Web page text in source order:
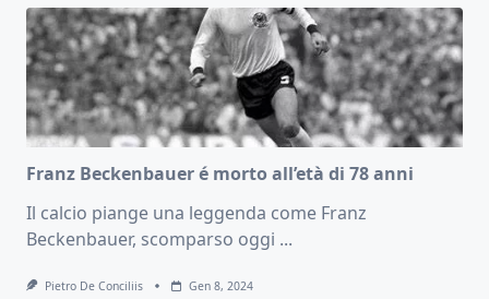
Franz Beckenbauer é morto all’età di 78 anni
Il calcio piange una leggenda come Franz
Beckenbauer, scomparso oggi ...
Pietro De Conciliis Gen 8, 2024